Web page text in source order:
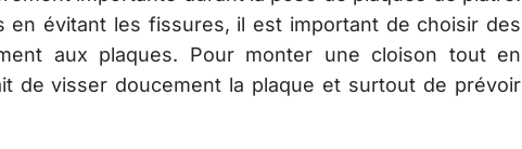
en évitant les fissures, il est important de choisir des
aux plaques. Pour monter une cloison tout en
de visser doucement la plaque et surtout de prévoir